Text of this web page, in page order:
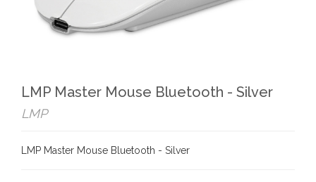
LMP Master Mouse Bluetooth - Silver
LMP
LMP Master Mouse Bluetooth - Silver